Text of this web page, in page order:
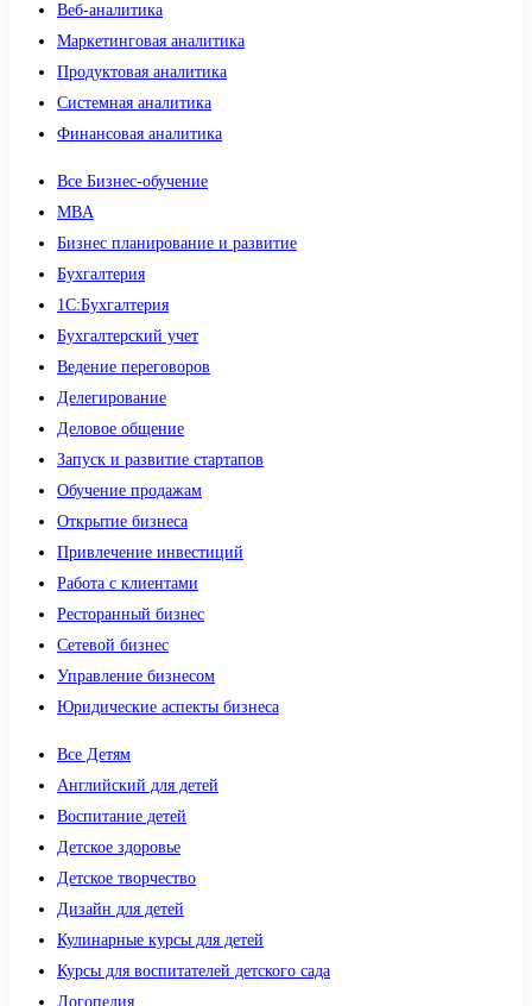
Веб-аналитика
Маркетинговая аналитика
Продуктовая аналитика
Системная аналитика
Финансовая аналитика
Все Бизнес-обучение
MBA
Бизнес планирование и развитие
Бухгалтерия
1C:Бухгалтерия
Бухгалтерский учет
Ведение переговоров
Делегирование
Деловое общение
Запуск и развитие стартапов
Обучение продажам
Открытие бизнеса
Привлечение инвестиций
Работа с клиентами
Ресторанный бизнес
Сетевой бизнес
Управление бизнесом
Юридические аспекты бизнеса
Все Детям
Английский для детей
Воспитание детей
Детское здоровье
Детское творчество
Дизайн для детей
Кулинарные курсы для детей
Курсы для воспитателей детского сада
Логопедия